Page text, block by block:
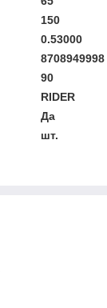
150
0.53000
8708949998
90
RIDER
Да
шт.